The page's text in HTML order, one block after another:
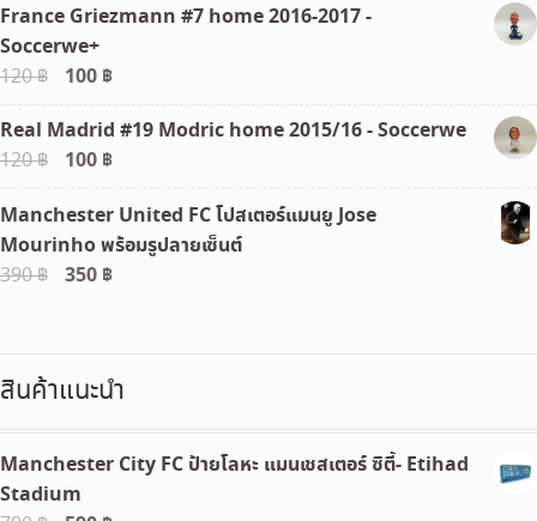
France Griezmann #7 home 2016-2017 -
Soccerwe+
120฿
Original
price
was:
120 ฿.
100 ฿Current
price
is:
100 ฿.
Real Madrid #19 Modric home 2015/16 - Soccerwe
120฿
Original
price
was:
120 ฿.
100 ฿Current
price
is:
100 ฿.
Manchester United FC โปสเตอร์แมนยู Jose
Mourinho พร้อมรูปลายเซ็นต์
390฿
Original
350 ฿Current
สินค้าแนะนำ
Manchester City FC ป้ายโลหะ แมนเชสเตอร์ ซิตี้- Etihad
Stadium